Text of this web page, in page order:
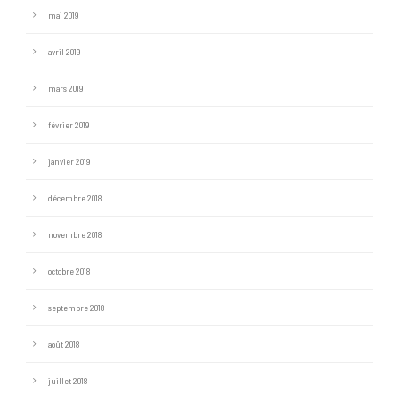
mai 2019
avril 2019
mars 2019
février 2019
janvier 2019
décembre 2018
novembre 2018
octobre 2018
septembre 2018
août 2018
juillet 2018